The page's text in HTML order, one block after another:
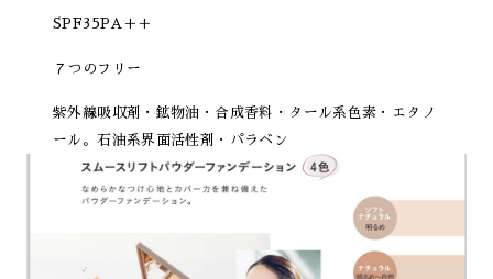
SPF35PA＋＋
７つのフリー
紫外線吸収剤・鉱物油・合成香料・タール系色素・エタノ
ール。石油系界面活性剤・パラベン